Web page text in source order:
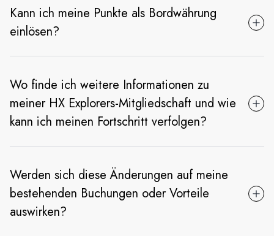
Kann ich meine Punkte als Bordwährung
einlösen?
Wo finde ich weitere Informationen zu
meiner HX Explorers-Mitgliedschaft und wie
kann ich meinen Fortschritt verfolgen?
Werden sich diese Änderungen auf meine
bestehenden Buchungen oder Vorteile
auswirken?